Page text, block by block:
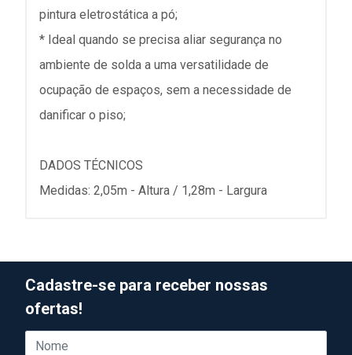
pintura eletrostática a pó;
* Ideal quando se precisa aliar segurança no
ambiente de solda a uma versatilidade de
ocupação de espaços, sem a necessidade de
danificar o piso;
DADOS TÉCNICOS
Medidas: 2,05m - Altura / 1,28m - Largura
Cadastre-se para receber nossas
ofertas!